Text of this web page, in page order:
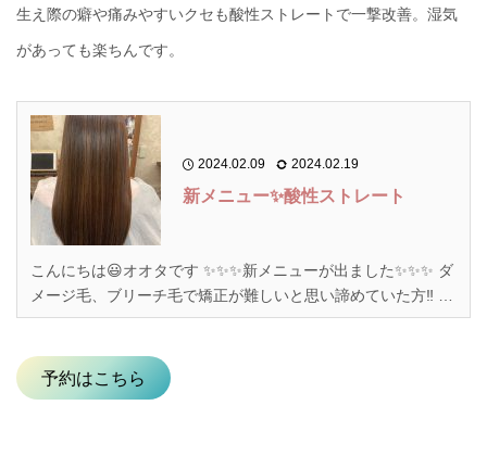
生え際の癖や痛みやすいクセも酸性ストレートで一撃改善。湿気
があっても楽ちんです。
2024.02.09 2024.02.19
新メニュー✨酸性ストレート
こんにちは😃オオタです ✨✨✨新メニューが出ました✨✨✨ ダ
メージ毛、ブリーチ毛で矯正が難しいと思い諦めていた方‼️ 矯
正のピンっとなる髪質が気になってた方‼️ 上記のようなお悩み
しまくり且つ癖毛のオオタもやりました🤩❣️ 髪質改善 ...
予約はこちら